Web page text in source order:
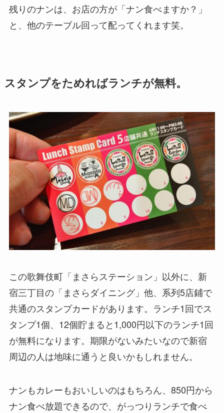
残りのナンは、お店の方が「ナン食べますか？」
と、他のテーブル回って配ってくれます笑。
スタンプをためればランチが無料。
この歌舞伎町「まさらステーション」以外に、新
宿三丁目の「まさらダイニング」他、系列5店鋪で
共通のスタンプカードがあります。ランチ1回でス
タンプ1個、12個貯まると1,000円以下のランチ1回
が無料になります。期限がないみたいなので新宿
周辺の人は地味に通うと良いかもしれません。
ナンもカレーもおいしいのはもちろん、850円から
ナン食べ放題できるので、がっつりランチで食べ